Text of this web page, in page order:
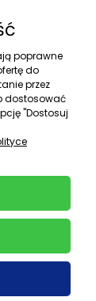
poprawne
do
przez
dostosować
"Dostosuj